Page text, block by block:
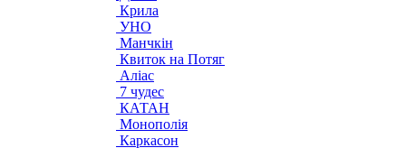
Крила
УНО
Манчкін
Квиток на Потяг
Аліас
7 чудес
КАТАН
Монополія
Каркасон